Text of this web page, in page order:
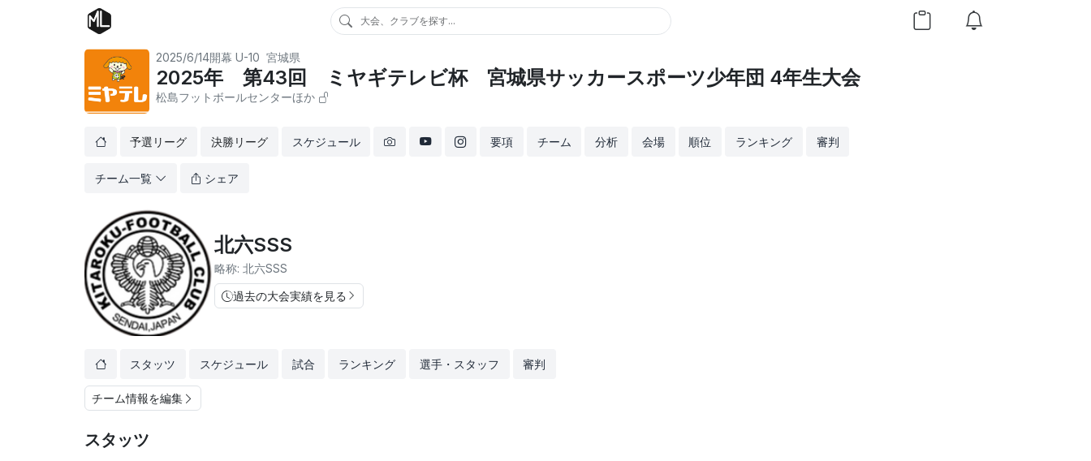
大会、クラブを探す...
2025/6/14開幕 U-10 宮城県
2025年 第43回 ミヤギテレビ杯 宮城県サッカースポーツ少年団 4年生大会
松島フットボールセンターほか
予選リーグ 決勝リーグ スケジュール 要項 チーム 分析 会場 順位 ランキング 審判
チーム一覧 シェア
北六SSS
略称: 北六SSS
過去の大会実績を見る
スタッツ スケジュール 試合 ランキング 選手・スタッフ 審判
チーム情報を編集
スタッツ